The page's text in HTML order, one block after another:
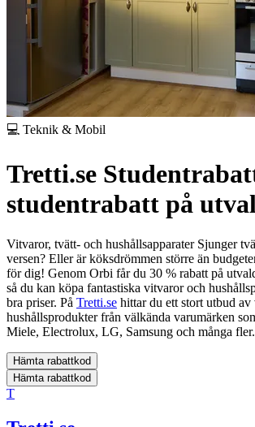
💻 Teknik & Mobil
Tretti.se
studentrabatt på
Vitvaror, tvätt- och hushållsapparater Sjunger
versen? Eller är köksdrömmen större än
för dig! Genom Orbi får du 30 % rabatt på
så du kan köpa fantastiska vitvaror och
bra priser. På Tretti.se hittar du ett stort utbud
hushållsprodukter från välkända varumärken
Miele, Electrolux, LG, Samsung och många fler.
Hämta rabattkod
Hämta rabattkod
T